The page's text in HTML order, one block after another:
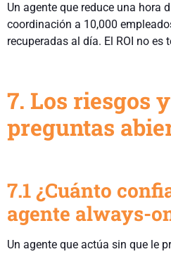
Un agente que reduce una hora
coordinación a 10,000
recuperadas al día. El ROI no es
7. Los riesgos
preguntas
7.1 ¿Cuánto
agente always-
Un agente que actúa sin que le